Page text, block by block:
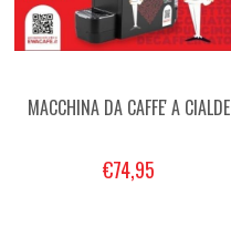
MACCHINA DA CAFFE' A CIALDE
€74,95